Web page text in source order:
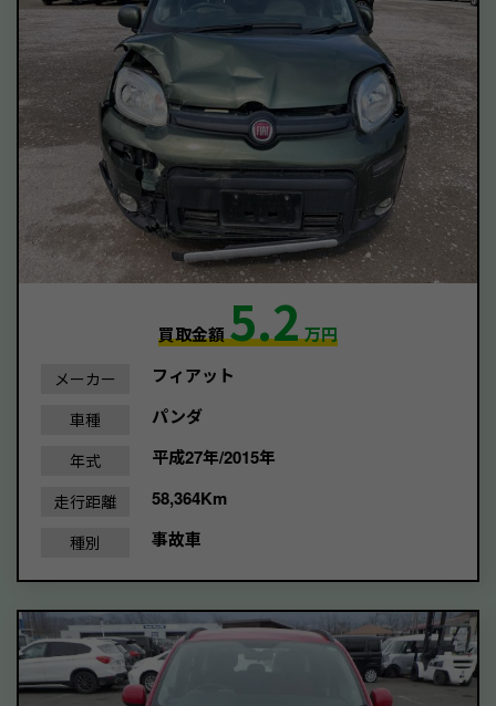
買取金額5.2万円
メーカー フィアット
車種 パンダ
年式 平成27年/2015年
走行距離 58,364Km
種別 事故車